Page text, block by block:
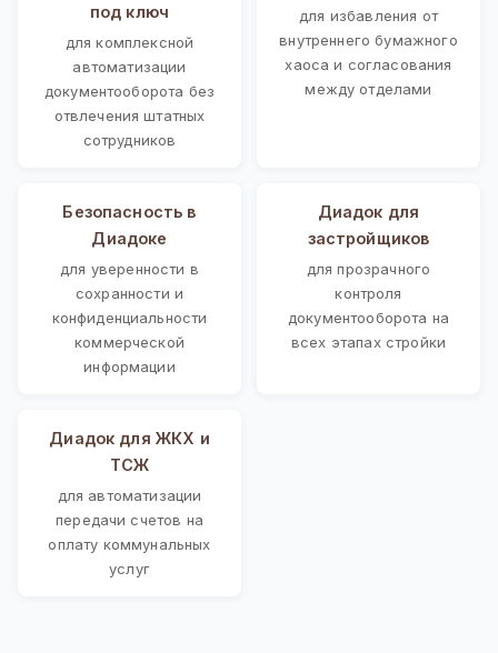
под ключ
для комплексной
автоматизации
документооборота без
отвлечения штатных
сотрудников
для избавления от
внутреннего бумажного
хаоса и согласования
между отделами
Безопасность в
Диадоке
для уверенности в
сохранности и
конфиденциальности
коммерческой
информации
Диадок для
застройщиков
для прозрачного
контроля
документооборота на
всех этапах стройки
Диадок для ЖКХ и
ТСЖ
для автоматизации
передачи счетов на
оплату коммунальных
услуг